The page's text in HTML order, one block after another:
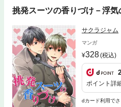
挑発スーツの香りづけ－浮気
サクラジャム
マンガ
328(税込)
ポイント詳
dカード利用で